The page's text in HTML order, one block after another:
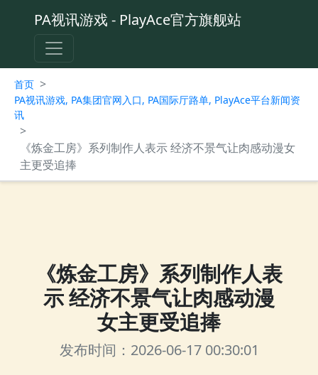
PA视讯游戏 - PlayAce官方旗舰站
首页 >
PA视讯游戏, PA集团官网入口, PA国际厅路单, PlayAce平台新闻资
讯
>
《炼金工房》系列制作人表示 经济不景气让肉感动漫女
主更受追捧
《炼金工房》系列制作人表
示 经济不景气让肉感动漫
女主更受追捧
发布时间：2026-06-17 00:30:01